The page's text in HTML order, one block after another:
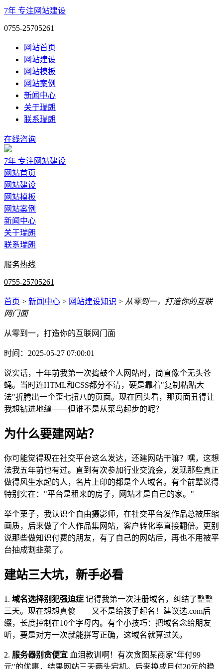
7年 专注网站建设
0755-25705261
网站首页
网站建设
网站模板
网站案例
新闻中心
关于瑞朗
联系瑞朗
在线咨询
7年 专注网站建设
网站首页
网站建设
网站模板
网站案例
新闻中心
关于瑞朗
联系瑞朗
服务热线
0755-25705261
首页 > 新闻中心 > 网站建设知识 > 从零到一，打造你的互联
网门面
从零到一，打造你的互联网门面
时间：2025-05-27 07:00:01
说实话，十年前我第一次捣鼓个人网站时，简直像个无头苍
蝇。当时连HTML和CSS都分不清，硬是靠着"复制粘贴大
法"折腾出一个歪七扭八的页面。现在回头看，那页面丑得让
我想钻进地缝——但谁不是从菜鸟起步的呢？
为什么要建网站？
你可能觉得现在社交平台这么发达，还建网站干嘛？嘿，这想
法我五年前也有过。直到有次参加行业交流会，发现那些真正
做得风生水起的人，名片上印的都是个人域名。有个前辈说得
特别实在："平台是租来的房子，网站才是自己的家。"
举个栗子，我认识个自由摄影师，在社交平台发作品总被压缩
画质，后来做了个人作品集网站，客户转化率直接翻倍。更别
说那些做知识付费的朋友，有了自己的网站后，再也不用被平
台抽成割韭菜了。
建站三大坑，新手必看
1. 域名选择别犯强迫症 记得我第一次注册域名，纠结了整整
三天。现在想想真傻——又不是给孩子起名！建议选.com后
缀，长度控制在10个字母内。有个小技巧：把域名念给朋友
听，要是对方一次就能拼写正确，这域名就算过关。
2. 服务器别贪便宜 血泪教训啊！有次贪图某商家"年付99
元"的优惠，结果网站三天两头宕机。后来换成月付20元的稳